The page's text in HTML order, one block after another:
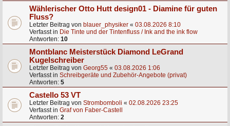
Wählerischer Otto Hutt design01 - Diamine für guten
Fluss?
Letzter Beitrag von blauer_physiker « 03.08.2026 8:10
Verfasst in Die Tinte und der Tintenfluss / Ink and the ink flow
Antworten: 10
Montblanc Meisterstück Diamond LeGrand
Kugelschreiber
Letzter Beitrag von Georg55 « 03.08.2026 1:06
Verfasst in Schreibgeräte und Zubehör-Angebote (privat)
Antworten: 5
Castello 53 VT
Letzter Beitrag von Strombomboli « 02.08.2026 23:25
Verfasst in Graf von Faber-Castell
Antworten: 2